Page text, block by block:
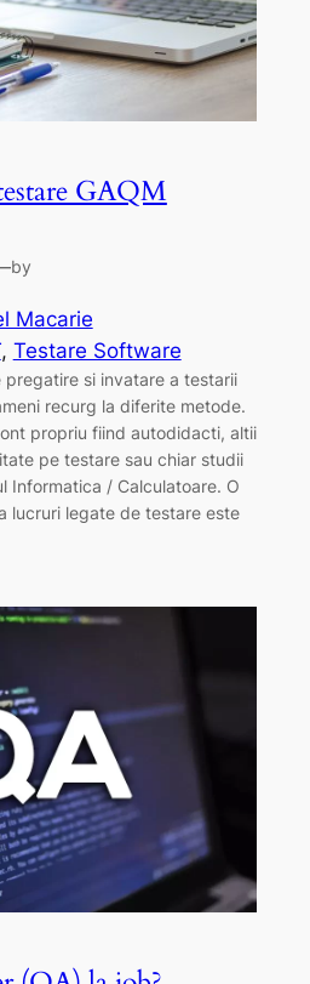
GAQM
by
Macarie
, Testare Software
si invatare a testarii
recurg la diferite metode.
propriu fiind autodidacti, altii
pe testare sau chiar studii
Informatica / Calculatoare. O
lucruri legate de testare este